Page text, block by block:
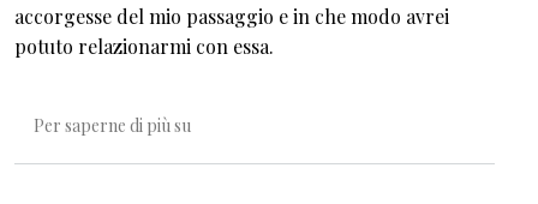
accorgesse del mio passaggio e in che modo avrei
potuto relazionarmi con essa.
Per saperne di più su